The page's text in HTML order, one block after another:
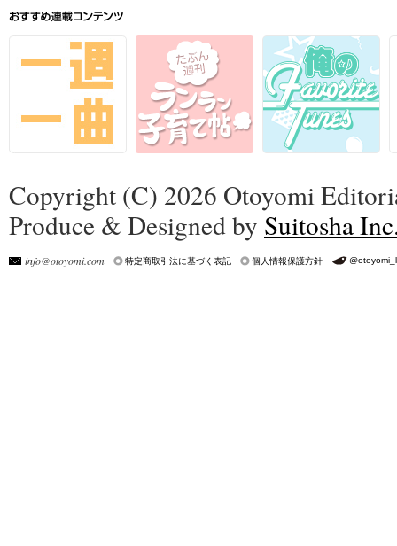
Copyright (C) 2026 Otoyomi
Produce & Designed by Suitosha
info@otoyomi.com 特定商取引法に基づく表記 個人情報保護方針